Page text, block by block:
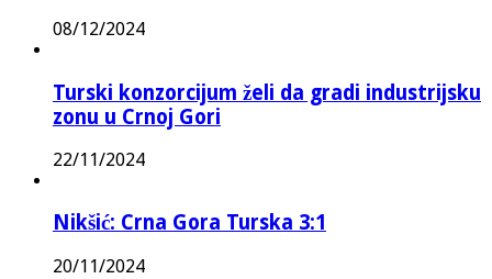
08/12/2024
Turski konzorcijum želi da gradi industrijsku
zonu u Crnoj Gori
22/11/2024
Nikšić: Crna Gora Turska 3:1
20/11/2024